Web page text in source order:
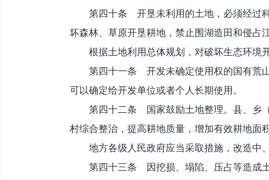
第四十条 开垦未利用的土地，必须经过科
坏森林、草原开垦耕地，禁止围湖造田和侵占
根据土地利用总体规划，对破坏生态环境
第四十一条 开发未确定使用权的国有荒山
可以确定给开发单位或者个人长期使用。
第四十二条 国家鼓励土地整理。县、乡（
村综合整治，提高耕地质量，增加有效耕地面
地方各级人民政府应当采取措施，改造中
第四十三条 因挖损、塌陷、压占等造成土